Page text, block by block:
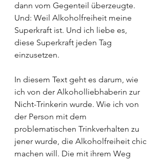
dann vom Gegenteil überzeugte.
Und: Weil Alkoholfreiheit meine
Superkraft ist. Und ich liebe es,
diese Superkraft jeden Tag
einzusetzen.
In diesem Text geht es darum, wie
ich von der Alkoholliebhaberin zur
Nicht-Trinkerin wurde. Wie ich von
der Person mit dem
problematischen Trinkverhalten zu
jener wurde, die Alkoholfreiheit chic
machen will. Die mit ihrem Weg